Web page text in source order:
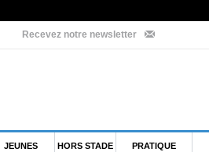
Recevez notre newsletter
JEUNES HORS STADE PRATIQUE